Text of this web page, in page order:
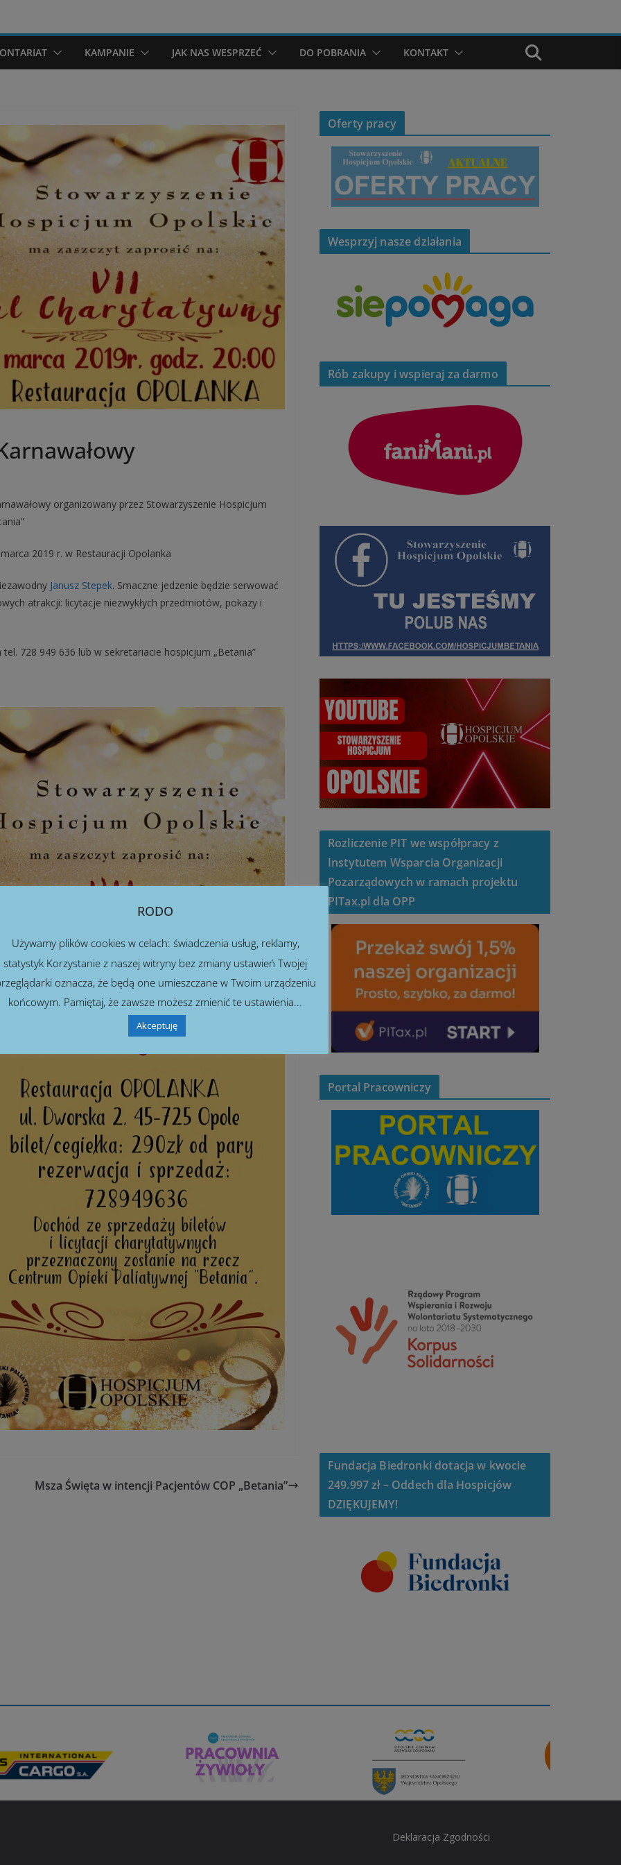
KAMPANIE JAK NAS WESPRZEĆ DO POBRANIA KONTAKT
organizowany przez Stowarzyszenie Hospicjum
2019 r. w Restauracji Opolanka
Janusz Stepek. Smaczne jedzenie będzie serwować
atrakcji: licytacje niezwykłych przedmiotów, pokazy i
728 949 636 lub w sekretariacie hospicjum „Betania”
Msza Święta w intencji Pacjentów COP „Betania”
Oferty pracy
Wesprzyj nasze działania
Rób zakupy i wspieraj za darmo
Rozliczenie PIT we współpracy z
Instytutem Wsparcia Organizacji
Pozarządowych w ramach projektu
PITax.pl dla OPP
Portal Pracowniczy
Fundacja Biedronki dotacja w kwocie
249.997 zł – Oddech dla Hospicjów
DZIĘKUJEMY!
Deklaracja Zgodności
RODO
Używamy plików cookies w celach: świadczenia usług, reklamy,
statystyk Korzystanie z naszej witryny bez zmiany ustawień Twojej
oznacza, że będą one umieszczane w Twoim urządzeniu
końcowym. Pamiętaj, że zawsze możesz zmienić te ustawienia...
Akceptuję